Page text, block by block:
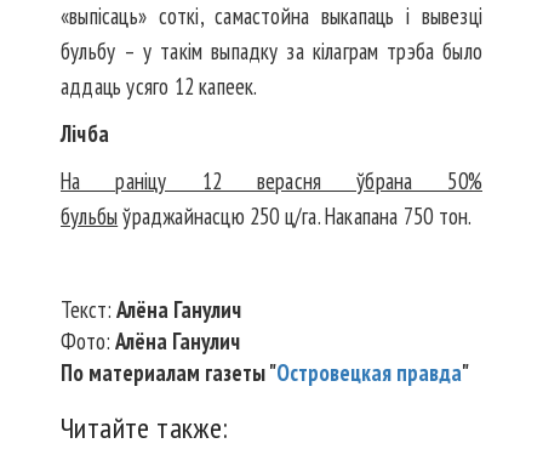
«выпісаць» соткі, самастойна выкапаць і вывезці
бульбу – у такім выпадку за кілаграм трэба было
аддаць усяго 12 капеек.
Лічба
На раніцу 12 верасня ўбрана 50%
бульбы ўраджайнасцю 250 ц/га. Накапана 750 тон.
Текст: Алёна Ганулич
Фото: Алёна Ганулич
По материалам газеты "Островецкая правда"
Читайте также: